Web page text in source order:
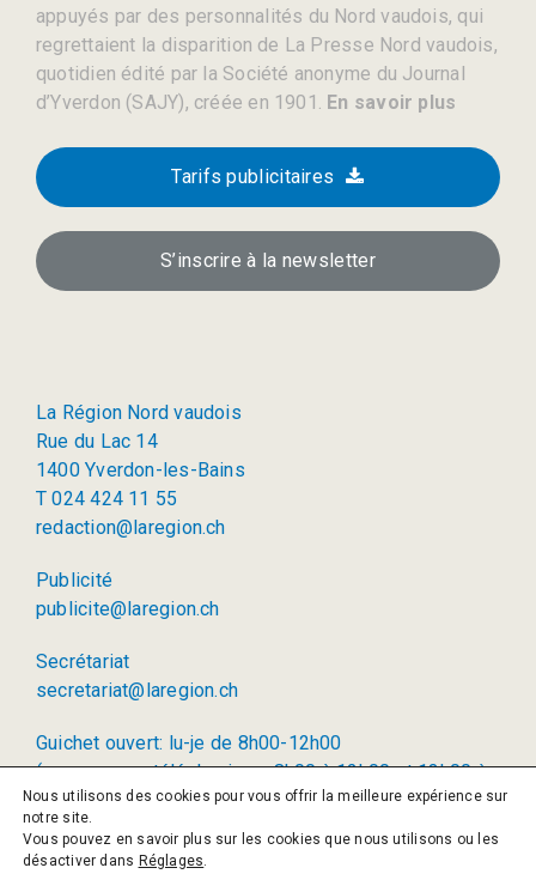
appuyés par des personnalités du Nord vaudois, qui
regrettaient la disparition de La Presse Nord vaudois,
quotidien édité par la Société anonyme du Journal
d’Yverdon (SAJY), créée en 1901. En savoir plus
Tarifs publicitaires
S’inscrire à la newsletter
La Région Nord vaudois
Rue du Lac 14
1400 Yverdon-les-Bains
T 024 424 11 55
redaction@laregion.ch
Publicité
publicite@laregion.ch
Secrétariat
secretariat@laregion.ch
Guichet ouvert: lu-je de 8h00-12h00
(permanence téléphonique: 8h00 à 12h00 et 13h00 à
17h00)
© 2026 La Région SA
Nous utilisons des cookies pour vous offrir la meilleure expérience sur
notre site.
Vous pouvez en savoir plus sur les cookies que nous utilisons ou les
désactiver dans Réglages.